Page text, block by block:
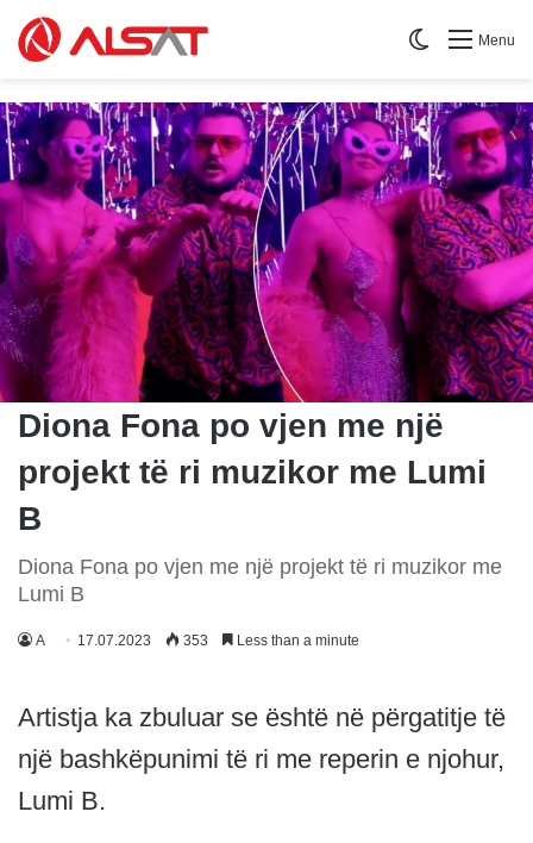
Menu
Switch skin
Diona Fona po vjen me një
projekt të ri muzikor me Lumi
B
Diona Fona po vjen me një projekt të ri muzikor me
Lumi B
A 17.07.2023 353 Less than a minute
Artistja ka zbuluar se është në përgatitje të
një bashkëpunimi të ri me reperin e njohur,
Lumi B.